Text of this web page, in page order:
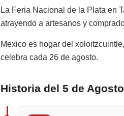
La Feria Nacional de la Plata en
atrayendo a artesanos y
Mexico es hogar del
celebra cada 26 de agosto.
Historia del 5 de